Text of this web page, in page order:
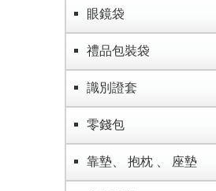
眼鏡袋
禮品包裝袋
識別證套
零錢包
靠墊、 抱枕 、 座墊